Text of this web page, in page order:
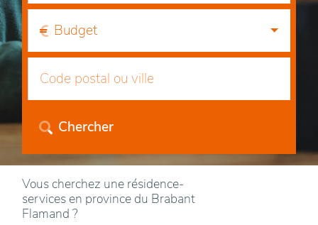
Budget
Chercher
Vous cherchez une résidence-
services en province du Brabant
Flamand ?